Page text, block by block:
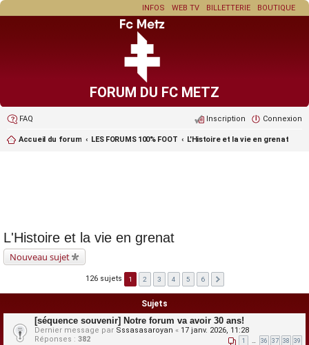
BOUTIQUE
BILLETTERIE
WEB TV
INFOS
FORUM DU FC METZ
FAQ Connexion
Inscription
Accueil du forum LES FORUMS 100% FOOT L'Histoire et la vie en grenat
L'Histoire et la vie en grenat
Nouveau sujet
126 sujets 1 2 3 4 5 6
Sujets
[séquence souvenir] Notre forum va avoir 30 ans!
Dernier message par Sssasasaroyan « 17 janv. 2026, 11:28
Réponses : 382 1 … 36 37 38 39